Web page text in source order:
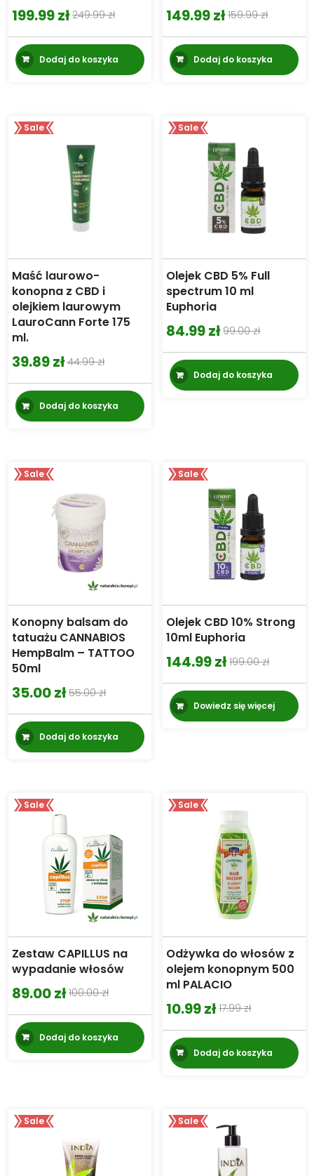
249.99zł
Pierwotna
cena
wynosiła:
199.99zł
Aktualna
cena
wynosi:Dodaj do koszyka
159.99zł
Pierwotna
cena
wynosiła:
149.99zł
Aktualna
cena
wynosi:Dodaj do koszyka
Sale
Maść laurowo-
konopna z CBD i
olejkiem laurowym
LauroCann Forte 175
ml.
44.99zł
Pierwotna
cena
wynosiła:
39.89zł
Aktualna
cena
wynosi:Dodaj do koszyka
Sale
Olejek CBD 5% Full
spectrum 10 ml
Euphoria
99.00zł
Pierwotna
cena
wynosiła:
84.99zł
Aktualna
cena
wynosi:Dodaj do koszyka
Sale
Konopny balsam do
tatuażu CANNABIOS
HempBalm – TATTOO
50ml
55.00zł
Pierwotna
cena
wynosiła:
35.00zł
Aktualna
cena
wynosi:Dodaj do koszyka
Sale
Olejek CBD 10% Strong
10ml Euphoria
199.00zł
Pierwotna
cena
wynosiła:
144.99zł
Aktualna
cena
wynosi:Dowiedz się więcej
Sale
Zestaw CAPILLUS na
wypadanie włosów
100.00zł
Pierwotna
cena
wynosiła:
89.00zł
Aktualna
cena
wynosi:Dodaj do koszyka
Sale
Odżywka do włosów z
olejem konopnym 500
ml PALACIO
17.99zł
Pierwotna
cena
wynosiła:
10.99zł
Aktualna
cena
wynosi:Dodaj do koszyka
Sale Sale